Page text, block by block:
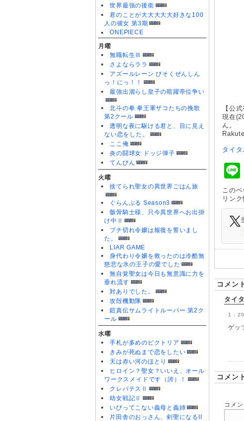
世界最強の後衛
君のことが大大大大大好きな100
人の彼女 第3期
ONEPIECE
月曜
無職転生Ⅲ
さよならララ
アズールレーン びそくぜんしん
っ！にっ！！
最強出涸らし皇子の暗躍帝位争い
北斗の拳 拳王軍ザコたちの挽歌
第2クール
透明な夜に駆ける君と、目に見え
ない恋をした。
ここ俺
炎の闘球女 ドッジ弾子
てんびん
火曜
捨てられ聖女の異世界ごはん旅
ぐらんぶる Season3
骸骨騎士様、只今異世界へお出掛
け中Ⅱ
ブチ切れ令嬢は報復を誓いまし
た。
LIAR GAME
身代わり令嬢を救ったのは冷酷無
慈悲な氷の王子の愛でした
無自覚聖女は今日も無意識に力を
垂れ流す
対ありでした。
攻殻機動隊
鎧真伝サムライトルーパー 第2ク
ール
水曜
手札が多めのビクトリア
きみが死ぬまで恋をしたい
天は赤い河のほとり
ヒロイン？聖女？いいえ、オール
ワークスメイドです（誇）！
クレバテスⅡ
幼女戦記Ⅱ
いびってこない義母と義姉
片田舎のおっさん、剣聖になるII
【公
現在
ん。
タイ
この
リン
コメン
タイ
ゲッ
コメン
コメン